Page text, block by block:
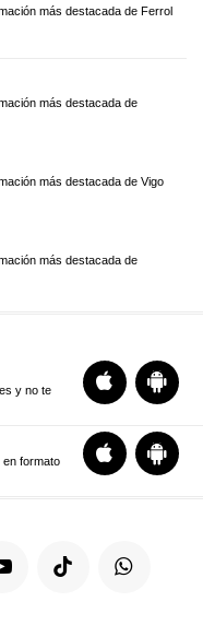
más destacada de Ferrol
más destacada de
más destacada de Vigo
más destacada de
y no te
en formato